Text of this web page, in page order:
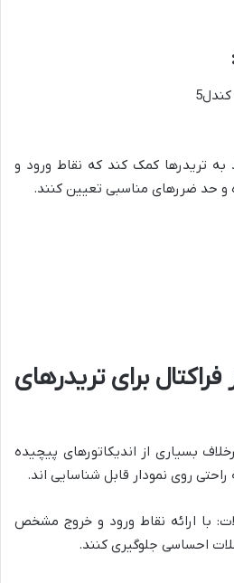
تریدرها کمک کند که نقاط ورود و
و حد ضررهای مناسبی تعیین کنند.
فراکتال برای تریدرهای
بسیاری از اندیکاتورهای پیچیده
روی نمودار قابل شناسایی اند.
با ارائه نقاط ورود و خروج مشخص
احساسی جلوگیری کنند.